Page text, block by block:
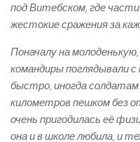
под Витебском, где
жестокие сражения за
Поначалу на
командиры поглядывали
быстро, иногда солдатам
километров пешком без
очень пригодилась её
она и в школе любила, и